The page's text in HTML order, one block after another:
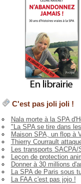
C'est pas joli joli !
Nala morte à la SPA
"La SPA se tire dans
Maison SPA, un flop à
Thierry Courrault
Les transports SACPA/
Leçon de protection
Donner à 30 millions
La SPA de Paris sous
La FAA c'est pas jojo !